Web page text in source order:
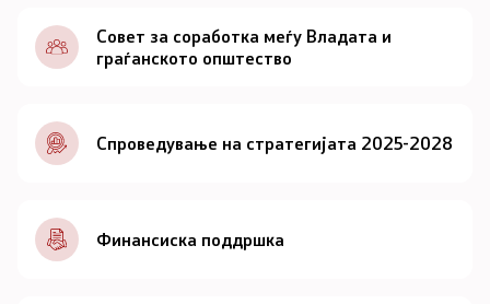
Документи
Совет
За советот
Документи
Совет за соработка меѓу Владата и
граѓанското општество
Спроведување на стратегијата 2025-2028
Финансиска поддршка